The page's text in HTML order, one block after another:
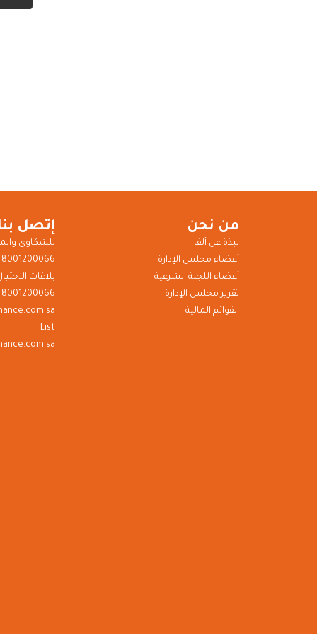
من نحن
نبذة عن ألفا
أعضاء مجلس الإدارة
أعضاء اللجنة الشرعية
تقرير مجلس الإدارة
القوائم المالية
إتصل
للشكاوى
8001200066
بلاغات
8001200066
List